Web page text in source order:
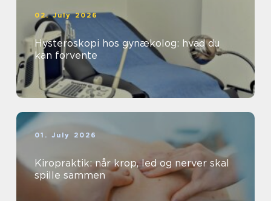
02. July 2026
Hysteroskopi hos gynækolog: hvad du
kan forvente
01. July 2026
Kiropraktik: når krop, led og nerver skal
spille sammen